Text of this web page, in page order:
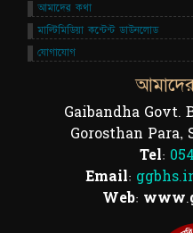
Gaibandha Govt.
Gorosthan Para,
Tel:
Email:
Web:
আমাদের কথা
মাল্টিমিডিয়া কন্টেন্ট ডাউনলোড
যোগাযোগ